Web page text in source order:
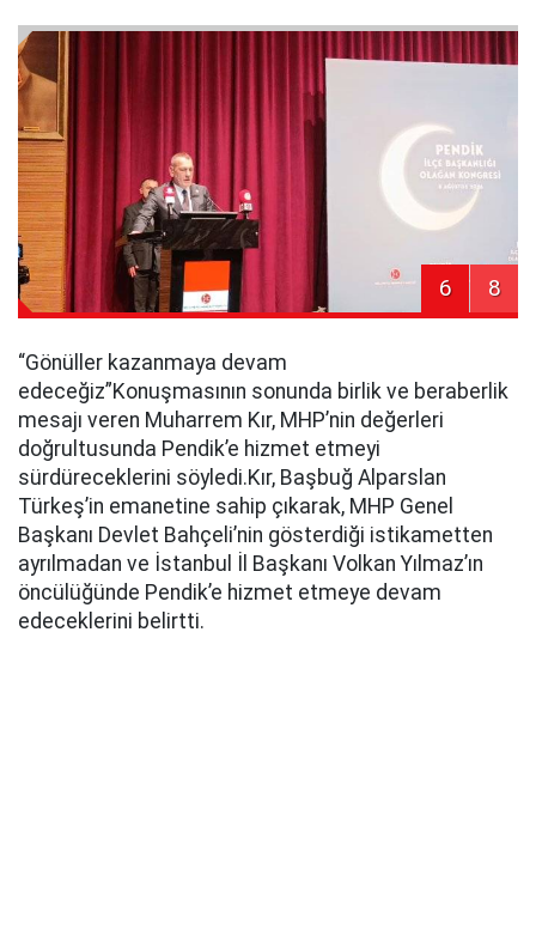
6 8
“Gönüller kazanmaya devam
edeceğiz”Konuşmasının sonunda birlik ve beraberlik
mesajı veren Muharrem Kır, MHP’nin değerleri
doğrultusunda Pendik’e hizmet etmeyi
sürdüreceklerini söyledi.Kır, Başbuğ Alparslan
Türkeş’in emanetine sahip çıkarak, MHP Genel
Başkanı Devlet Bahçeli’nin gösterdiği istikametten
ayrılmadan ve İstanbul İl Başkanı Volkan Yılmaz’ın
öncülüğünde Pendik’e hizmet etmeye devam
edeceklerini belirtti.